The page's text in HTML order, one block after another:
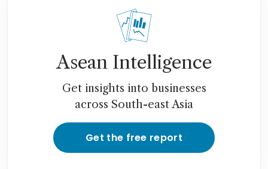
Asean Intelligence
Get insights into businesses
across South-east Asia
Get the free report